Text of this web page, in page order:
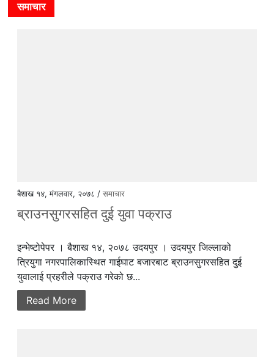
समाचार
बैशाख १४, मंगलवार, २०७८ /समाचार
ब्राउनसुगरसहित दुई युवा पक्राउ
इन्भेष्टोपेपर । बैशाख १४, २०७८ उदयपुर । उदयपुर जिल्लाको
त्रियुगा नगरपालिकास्थित गाईघाट बजारबाट ब्राउनसुगरसहित दुई
युवालाई प्रहरीले पक्राउ गरेको छ...
Read More